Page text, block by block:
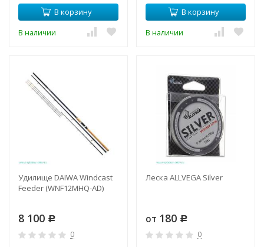
В корзину
В наличии
В корзину
В наличии
Удилище DAIWA Windcast
Feeder (WNF12MHQ-AD)
8 100 Р
0
Леска ALLVEGA Silver
от 180 Р
0